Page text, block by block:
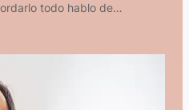
todo hablo de…